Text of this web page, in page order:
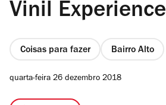
Vinil Experience
Coisas para fazer Bairro Alto
quarta-feira 26 dezembro 2018